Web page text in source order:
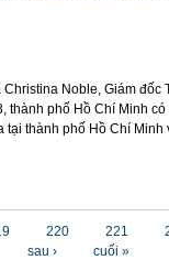
Noble, Giám đốc
thành phố Hồ Chí Minh
thành phố Hồ Chí Minh
220 221
sau › cuối »